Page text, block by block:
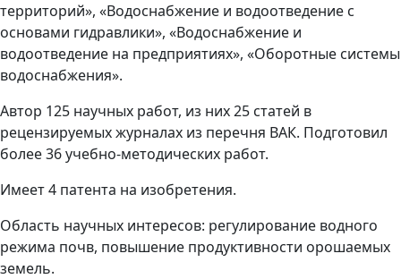
территорий», «Водоснабжение и водоотведение с
основами гидравлики», «Водоснабжение и
водоотведение на предприятиях», «Оборотные системы
водоснабжения».
Автор 125 научных работ, из них 25 статей в
рецензируемых журналах из перечня ВАК. Подготовил
более 36 учебно-методических работ.
Имеет 4 патента на изобретения.
Область научных интересов: регулирование водного
режима почв, повышение продуктивности орошаемых
земель.